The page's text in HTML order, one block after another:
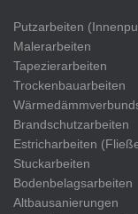
Putzarbeiten
Malerarbeiten
Tapezierarbeiten
Trockenbauarbeiten
Brandschutzarbeiten
Estricharbeiten
Stuckarbeiten
Bodenbelagsarbeiten
Altbausanierungen